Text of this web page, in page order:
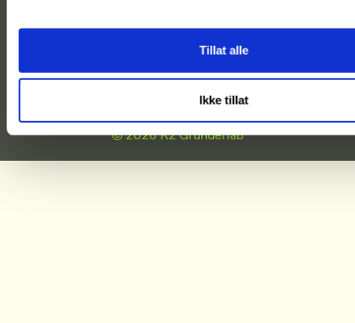
Tillat alle
Ikke tillat
© 2026 K2 Gründerlab